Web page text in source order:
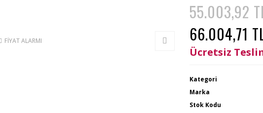
FİYAT ALARMI
55.003,92
66.004,71
Ücretsiz
Kategori
Marka
Stok Kodu